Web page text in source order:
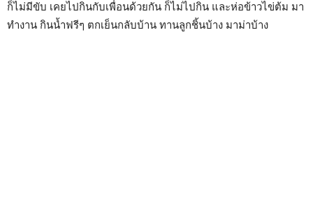
ก็ไม่มีขับ เคยไปกินกับเพื่อนด้วยกัน ก็ไม่ไปกิน และห่อข้าวไข่ต้ม มา
ทำงาน กินน้ำฟรีๆ ตกเย็นกลับบ้าน ทานลูกชิ้นบ้าง มาม่าบ้าง